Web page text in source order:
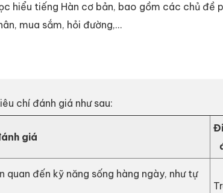
hiểu tiếng Hàn cơ bản, bao gồm các chủ đề
mua sắm, hỏi đường,...
chí đánh giá như sau:
giá
đến kỹ năng sống hàng ngày, như tự